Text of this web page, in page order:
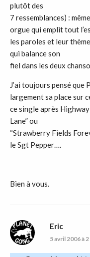
plutôt des
7 ressemblances) :
orgue qui emplit tout
les paroles et leur
qui balance son
fiel dans les deux
J’ai toujours pensé
largement sa place sur
ce single après
Lane” ou
“Strawberry Fields
le Sgt Pepper….
Bien à vous.
Eric
5 avril 2006 à